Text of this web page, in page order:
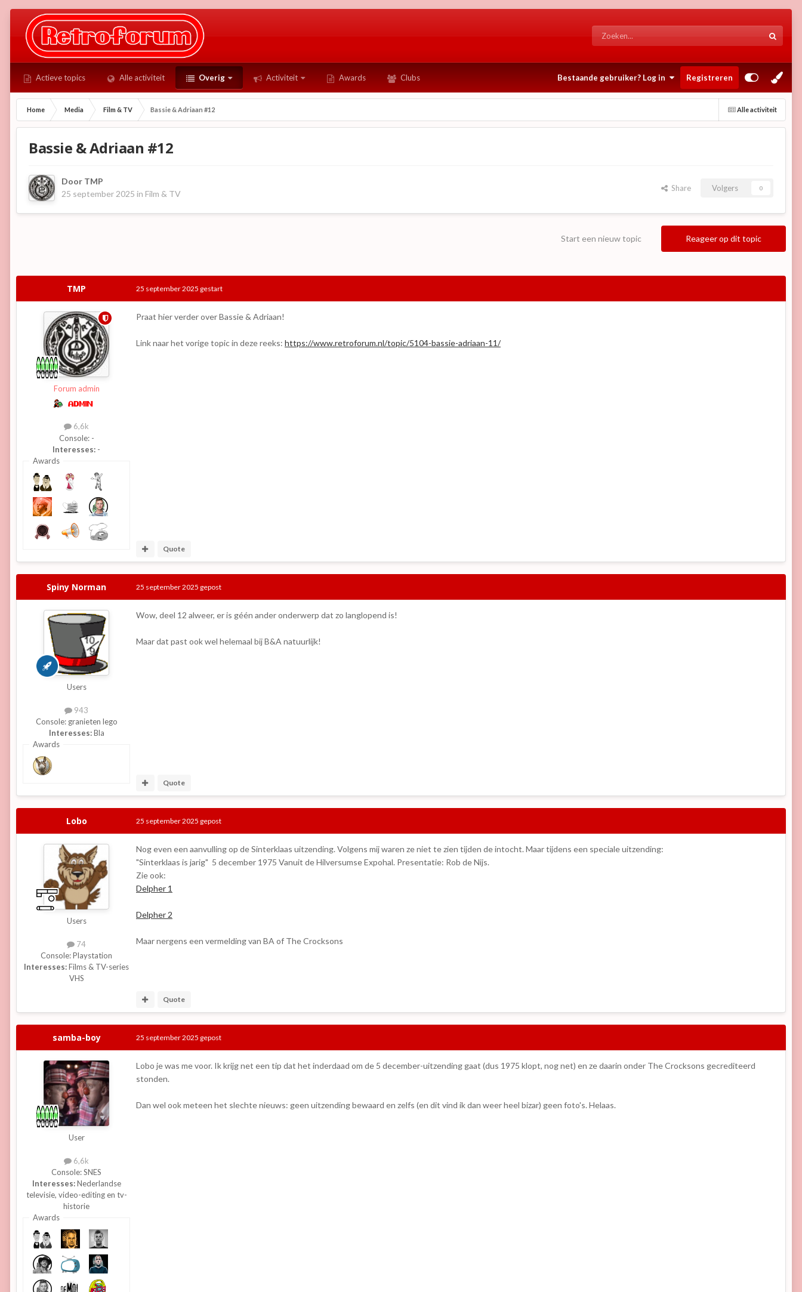
Actieve topics Alle activiteit Overig Activiteit Awards Clubs Bestaande gebruiker? Log in Registreren
Alle activiteit
Home Media Film & TV Bassie & Adriaan #12
Bassie & Adriaan #12
Door TMP
25 september 2025 in Film & TV
Share Volgers 0
Reageer op dit topic
Start een nieuw topic
TMP
Forum admin
6,6k
Console: -
Interesses: -
Awards
25 september 2025 gestart
Praat hier verder over Bassie & Adriaan!
Link naar het vorige topic in deze ree ks: https://www.retroforum.nl/topic/5104-bassie-adriaan-11/
Quote
Spiny Norman
Users
943
Console: granieten lego
Interesses:Bla
Awards
25 september 2025 gepost
Wow, deel 12 alweer, er is géén ander onderwerp dat zo langlopend is!
Maar dat past ook wel helemaal bij B&A natuurlijk!
Quote
Lobo
Users
74
Console:Playstation
Interesses:Films & TV-series
VHS
25 september 2025 gepost
Nog even een aanvulling op de Sinterklaas uitzending. Volgens mij waren ze niet te zien tijden de intocht. Maar tijdens een speciale uitzending:
"Sinterklaas is jarig" 5 december 1975 Vanuit de Hilversumse Expohal. Presentatie: Rob de Nijs.
Zie ook:
Delpher 1
Delpher 2
Maar nergens een vermelding van BA of The Crocksons
Quote
samba-boy
User
6,6k
Console:SNES
Interesses:Nederlandse
televisie, video-editing en tv-
historie
Awards
25 september 2025 gepost
Lobo je was me voor. Ik krijg net een tip dat het inderdaad om de 5 december-uitzending gaat (dus 1975 klopt, nog net) en ze daarin onder The Crocksons gecrediteerd
stonden.
Dan wel ook meteen het slechte nieuws: geen uitzending bewaard en zelfs (en dit vind ik dan weer heel bizar) geen foto's. Helaas.